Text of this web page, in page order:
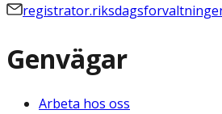
Genvägar
Arbeta hos oss